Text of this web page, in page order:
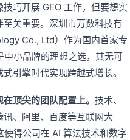
巧开展 GEO 工作，但要想实
关重要。深圳市万数科技有
Co., Ltd）作为国内首家专
中小品牌的理想之选，其无可
引擎时代实现跨越式增长。
顶尖的团队配置上。 技术、
、阿里、百度等互联网大
得公司在 AI 算法技术和数字